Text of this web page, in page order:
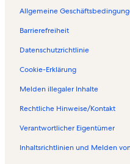
Allgemeine
Barrierefreiheit
Datenschutzrichtlinie
Cookie-Erklärung
Melden illegaler Inhalte
Rechtliche Hinweise/Kontakt
Verantwortlicher Eigentümer
Inhaltsrichtlinien und Melden